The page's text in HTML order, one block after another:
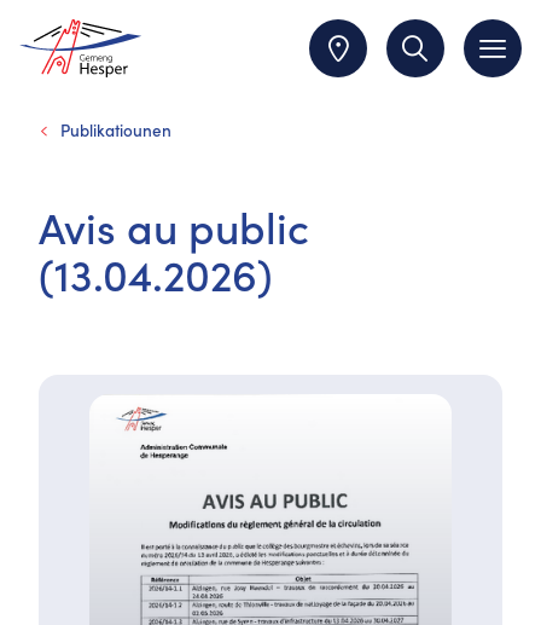
Publikatiounen
Avis au public
(13.04.2026)